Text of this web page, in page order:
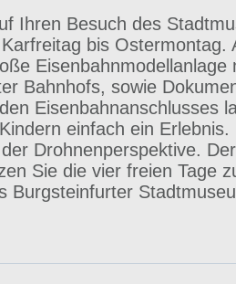
Ihren Besuch des
bis Ostermontag.
Eisenbahnmodellanlage
Bahnhofs, sowie
Eisenbahnanschlusses
einfach ein
Drohnenperspektive.
Sie die vier freien Tage
Burgsteinfurter